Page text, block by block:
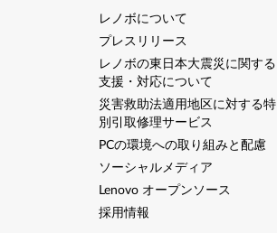
レノボについて
プレスリリース
レノボの東日本大震災に関する
支援・対応について
災害救助法適用地区に対する特
別引取修理サービス
PCの環境への取り組みと配慮
ソーシャルメディア
Lenovo オープンソース
採用情報